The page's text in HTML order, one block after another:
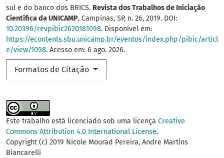
sul e do banco dos BRICS. Revista dos Trabalhos de Iniciação
Científica da UNICAMP, Campinas, SP, n. 26, 2019. DOI:
10.20396/revpibic2620181098. Disponível em:
https://econtents.sbu.unicamp.br/eventos/index.php/pibic/articl
e/view/1098. Acesso em: 6 ago. 2026.
Formatos de Citação
Este trabalho está licenciado sob uma licença Creative
Commons Attribution 4.0 International License.
Copyright (c) 2019 Nicole Mourad Pereira, Andre Martins
Biancarelli